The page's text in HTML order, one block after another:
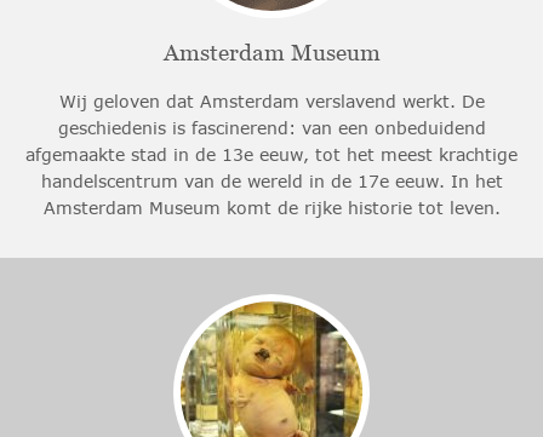
Amsterdam Museum
Wij geloven dat Amsterdam verslavend werkt. De
geschiedenis is fascinerend: van een onbeduidend
afgemaakte stad in de 13e eeuw, tot het meest krachtige
handelscentrum van de wereld in de 17e eeuw. In het
Amsterdam Museum komt de rijke historie tot leven.